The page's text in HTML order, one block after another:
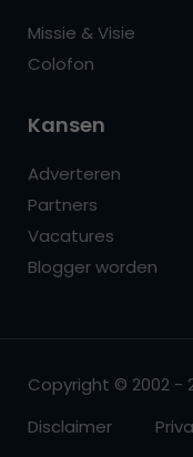
Missie & Visie
Colofon
Kansen
Adverteren
Partners
Vacatures
Blogger worden
Copyright © 2002 -
Disclaimer